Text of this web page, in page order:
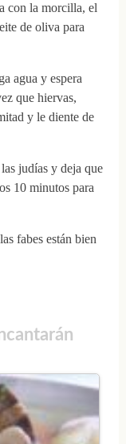
con la morcilla, el
de oliva para
agua y espera
que hiervas,
y le diente de
judías y deja que
10 minutos para
fabes están bien